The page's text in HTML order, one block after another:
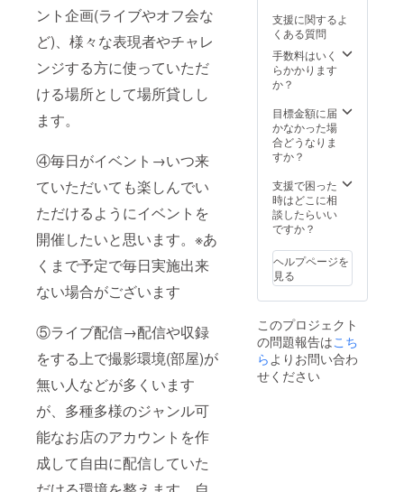
ント企画(ライブやオフ会な
ど)、様々な表現者やチャレ
ンジする方に使っていただ
ける場所として場所貸しし
ます。
④毎日がイベント→いつ来
ていただいても楽しんでい
ただけるようにイベントを
開催したいと思います。※あ
くまで予定で毎日実施出来
ない場合がございます
⑤ライブ配信→配信や収録
をする上で撮影環境(部屋)が
無い人などが多くいます
が、多種多様のジャンル可
能なお店のアカウントを作
成して自由に配信していた
支援に関するよ
くある質問
手数料はいく
らかかります
か？
目標金額に届
かなかった場
合どうなりま
すか？
支援で困った
時はどこに相
談したらいい
ですか？
ヘルプページを
見る
このプロジェクト
の問題報告はこち
ら よりお問い合わ
せください